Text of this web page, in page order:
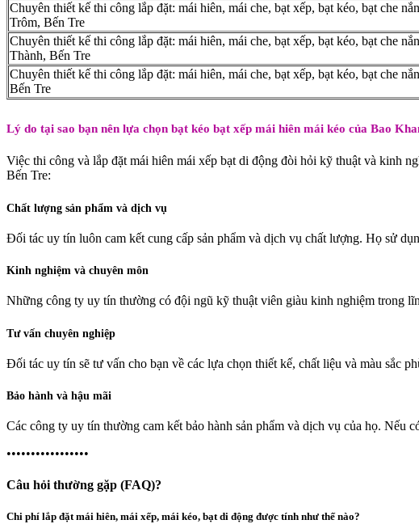
Chuyên thiết kế thi công lắp đặt: mái hiên, mái che, bạt xếp, bạt kéo, bạt che
Trôm, Bến Tre
Chuyên thiết kế thi công lắp đặt: mái hiên, mái che, bạt xếp, bạt kéo, bạt che
Thành, Bến Tre
Chuyên thiết kế thi công lắp đặt: mái hiên, mái che, bạt xếp, bạt kéo, bạt che
Bến Tre
Lý do tại sao bạn nên lựa chọn bạt kéo bạt xếp mái hiên mái kéo của Bao
Việc thi công và lắp đặt mái hiên mái xếp bạt di động đòi hỏi kỹ thuật và kinh
Bến Tre:
Chất lượng sản phẩm và dịch vụ
Đối tác uy tín luôn cam kết cung cấp sản phẩm và dịch vụ chất lượng. Họ sử
Kinh nghiệm và chuyên môn
Những công ty uy tín thường có đội ngũ kỹ thuật viên giàu kinh nghiệm trong
Tư vấn chuyên nghiệp
Đối tác uy tín sẽ tư vấn cho bạn về các lựa chọn thiết kế, chất liệu và màu sắc
Bảo hành và hậu mãi
Các công ty uy tín thường cam kết bảo hành sản phẩm và dịch vụ của họ. Nếu
•••••••••••••••••
Câu hỏi thường gặp (FAQ)?
Chi phí lắp đặt mái hiên, mái xếp, mái kéo, bạt di động được tính như thế nào?